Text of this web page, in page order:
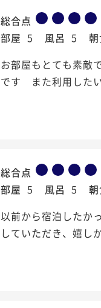
総合点
部屋 5 風呂 5
お部屋もとても素敵
です また利用した
総合点
部屋 5 風呂 5
以前から宿泊したか
していただき、嬉し